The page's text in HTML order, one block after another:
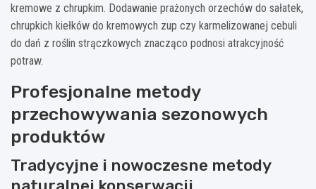
kremowe z chrupkim. Dodawanie prażonych orzechów do sałatek,
chrupkich kiełków do kremowych zup czy karmelizowanej cebuli
do dań z roślin strączkowych znacząco podnosi atrakcyjność
potraw.
Profesjonalne metody
przechowywania sezonowych
produktów
Tradycyjne i nowoczesne metody